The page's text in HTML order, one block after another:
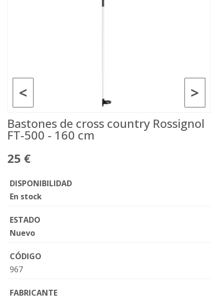
>
<
Bastones de cross country Rossignol
FT-500 - 160 cm
25 €
DISPONIBILIDAD
En stock
ESTADO
Nuevo
CÓDIGO
967
FABRICANTE